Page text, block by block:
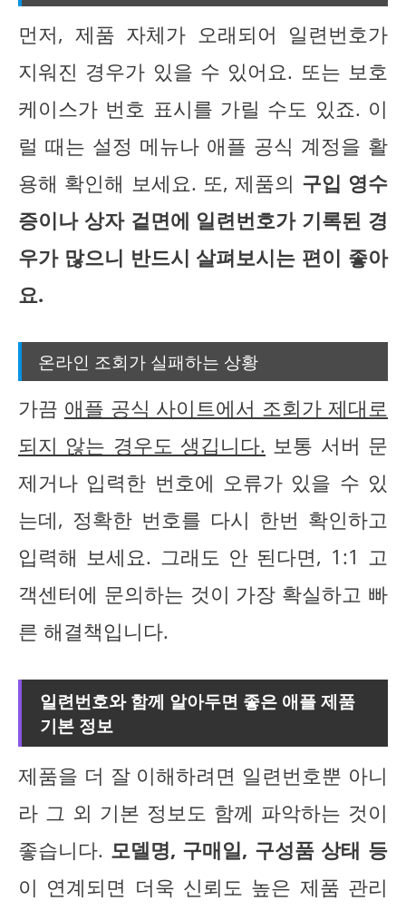
먼저, 제품 자체가 오래되어 일련번호가
지워진 경우가 있을 수 있어요. 또는 보호
케이스가 번호 표시를 가릴 수도 있죠. 이
럴 때는 설정 메뉴나 애플 공식 계정을 활
용해 확인해 보세요. 또, 제품의 구입 영수
증이나 상자 겉면에 일련번호가 기록된 경
우가 많으니 반드시 살펴보시는 편이 좋아
요.
온라인 조회가 실패하는 상황
가끔 애플 공식 사이트에서 조회가 제대로
되지 않는 경우도 생깁니다. 보통 서버 문
제거나 입력한 번호에 오류가 있을 수 있
는데, 정확한 번호를 다시 한번 확인하고
입력해 보세요. 그래도 안 된다면, 1:1 고
객센터에 문의하는 것이 가장 확실하고 빠
른 해결책입니다.
일련번호와 함께 알아두면 좋은 애플 제품
기본 정보
제품을 더 잘 이해하려면 일련번호뿐 아니
라 그 외 기본 정보도 함께 파악하는 것이
좋습니다. 모델명, 구매일, 구성품 상태 등
이 연계되면 더욱 신뢰도 높은 제품 관리